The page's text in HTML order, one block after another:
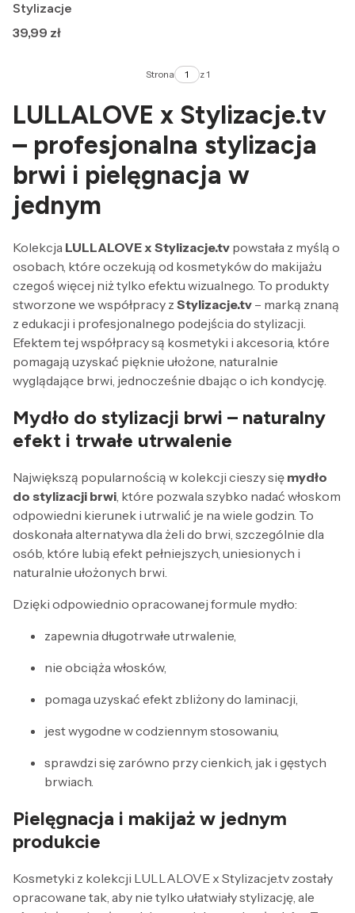
Stylizacje
Cena
39,99 zł
Strona z 1
LULLALOVE x Stylizacje.tv
– profesjonalna stylizacja
brwi i pielęgnacja w
jednym
Kolekcja LULLALOVE x Stylizacje.tv powstała z myślą o
osobach, które oczekują od kosmetyków do makijażu
czegoś więcej niż tylko efektu wizualnego. To produkty
stworzone we współpracy z Stylizacje.tv – marką znaną
z edukacji i profesjonalnego podejścia do stylizacji.
Efektem tej współpracy są kosmetyki i akcesoria, które
pomagają uzyskać pięknie ułożone, naturalnie
wyglądające brwi, jednocześnie dbając o ich kondycję.
Mydło do stylizacji brwi – naturalny
efekt i trwałe utrwalenie
Największą popularnością w kolekcji cieszy się mydło
do stylizacji brwi , które pozwala szybko nadać włoskom
odpowiedni kierunek i utrwalić je na wiele godzin. To
doskonała alternatywa dla żeli do brwi, szczególnie dla
osób, które lubią efekt pełniejszych, uniesionych i
naturalnie ułożonych brwi.
Dzięki odpowiednio opracowanej formule mydło:
zapewnia długotrwałe utrwalenie,
nie obciąża włosków,
pomaga uzyskać efekt zbliżony do laminacji,
jest wygodne w codziennym stosowaniu,
sprawdzi się zarówno przy cienkich, jak i gęstych
brwiach.
Pielęgnacja i makijaż w jednym
produkcie
Kosmetyki z kolekcji LULLALOVE x Stylizacje.tv zostały
opracowane tak, aby nie tylko ułatwiały stylizację, ale